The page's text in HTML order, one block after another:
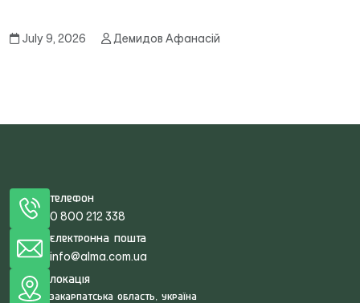
July 9, 2026 Демидов Афанасій
Телефон
0 800 212 338
Електронна пошта
info@alma.com.ua
Локація
Закарпатська область, Україна